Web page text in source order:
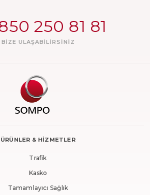
250 81 81
BIZE ULAŞABILIRSINIZ
ÜRÜNLER & HİZMETLER
Trafik
Kasko
Tamamlayıcı Sağlık